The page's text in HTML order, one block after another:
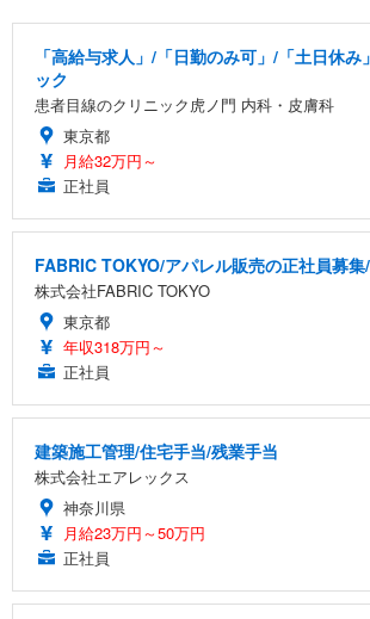
「高給与求人」/「日勤のみ可」/「土日休
ック
患者目線のクリニック虎ノ門 内科・皮膚科
東京都
月給32万円～
正社員
FABRIC TOKYO/アパレル販売の正社員募
株式会社FABRIC TOKYO
東京都
年収318万円～
正社員
建築施工管理/住宅手当/残業手当
株式会社エアレックス
神奈川県
月給23万円～50万円
正社員